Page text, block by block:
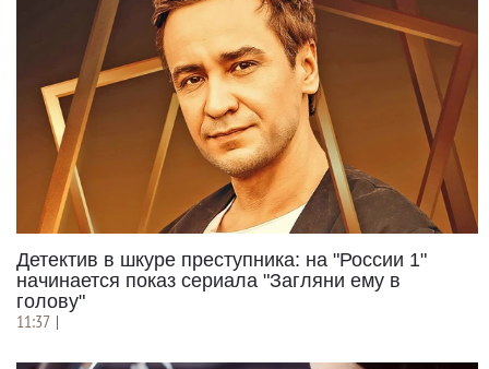
Детектив в шкуре преступника: на "России 1"
начинается показ сериала "Загляни ему в
голову"
11:37 |